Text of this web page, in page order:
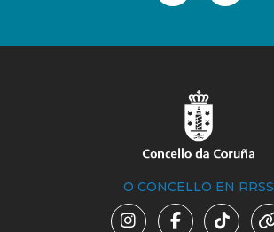
O CONCELLO EN RRSS